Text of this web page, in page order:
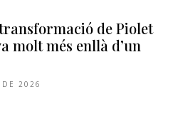
de Piolet
molt més enllà d’un
2026